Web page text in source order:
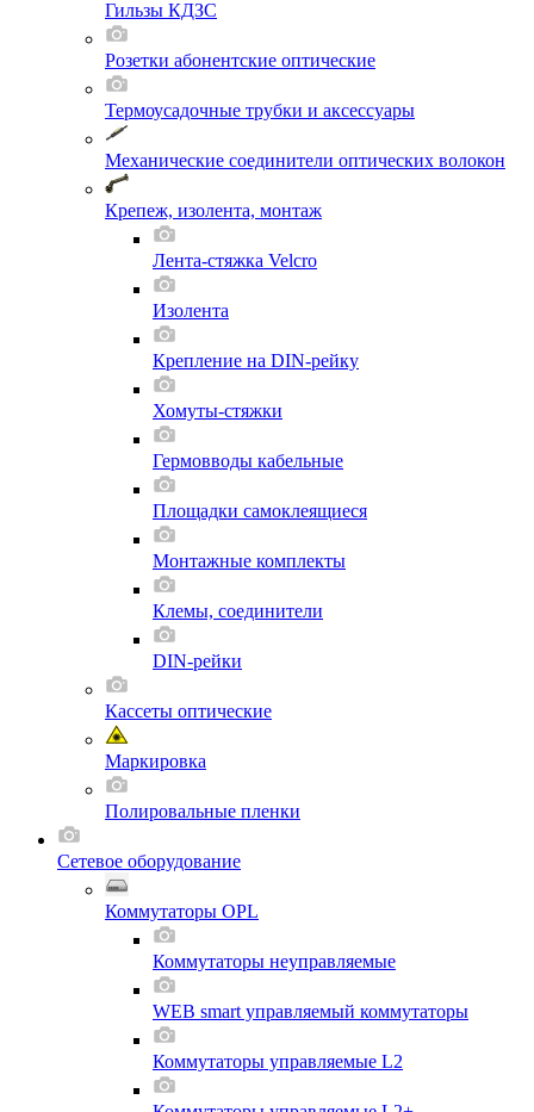
Гильзы КДЗС
Розетки абонентские оптические
Термоусадочные трубки и аксессуары
Механические соединители оптических волокон
Крепеж, изолента, монтаж
Лента-стяжка Velcro
Изолента
Крепление на DIN-рейку
Хомуты-стяжки
Гермовводы кабельные
Площадки самоклеящиеся
Монтажные комплекты
Клемы, соединители
DIN-рейки
Кассеты оптические
Маркировка
Полировальные пленки
Сетевое оборудование
Коммутаторы OPL
Коммутаторы неуправляемые
WEB smart управляемый коммутаторы
Коммутаторы управляемые L2